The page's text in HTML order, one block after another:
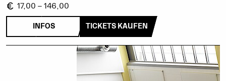
17,00 – 146,00
INFOS TICKETS KAUFEN